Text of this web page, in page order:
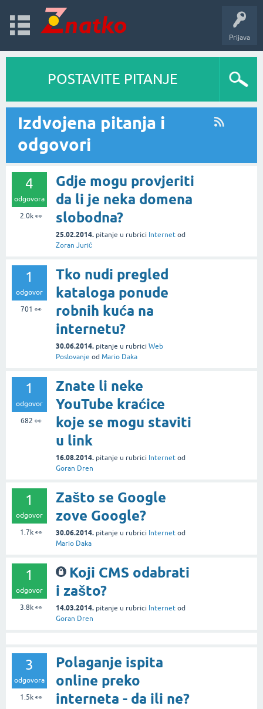
Prijava
POSTAVITE PITANJE
Izdvojena pitanja i
odgovori
4
odgovora
2.0k👀
Gdje mogu provjeriti
da li je neka domena
slobodna?
25.02.2014. pitanje u rubrici Internet od
Zoran Jurić
1
odgovor
701 👀
Tko nudi pregled
kataloga ponude
robnih kuća na
internetu?
30.06.2014. pitanje u rubrici Web
Poslovanje od Mario Daka
1
odgovor
682 👀
Znate li neke
YouTube kraćice
koje se mogu staviti
u link
16.08.2014. pitanje u rubrici Internet od
Goran Dren
1
odgovor
1.7k👀
Zašto se Google
zove Google?
30.06.2014. pitanje u rubrici Internet od
Mario Daka
1
odgovor
3.8k👀
Koji CMS odabrati
i zašto?
14.03.2014. pitanje u rubrici Internet od
Goran Dren
3
odgovora
1.5k👀
Polaganje ispita
online preko
interneta - da ili ne?